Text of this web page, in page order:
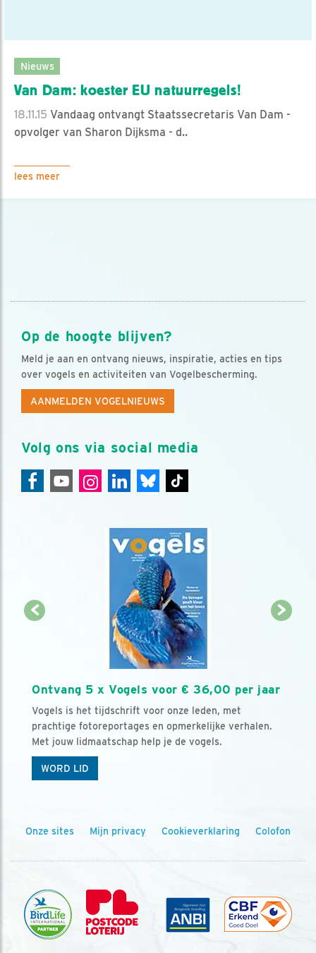
Nieuws
Van Dam: koester EU natuurregels!
18.11.15 Vandaag ontvangt Staatssecretaris Van Dam -
opvolger van Sharon Dijksma - d..
lees meer
Op de hoogte blijven?
Meld je aan en ontvang nieuws, inspiratie, acties en tips
over vogels en activiteiten van Vogelbescherming.
AANMELDEN VOGELNIEUWS
Volg ons via social media
Ontvang 5 x Vogels voor € 36,00 per jaar
Vogels is het tijdschrift voor onze leden, met
prachtige fotoreportages en opmerkelijke verhalen.
Met jouw lidmaatschap help je de vogels.
WORD LID
Onze sites Mijn privacy Cookieverklaring Colofon